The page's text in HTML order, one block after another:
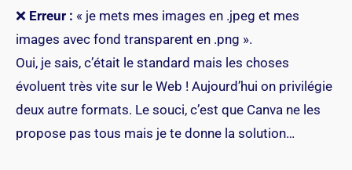
❌ Erreur : « je mets mes images en .jpeg et mes
images avec fond transparent en .png ».
Oui, je sais, c’était le standard mais les choses
évoluent très vite sur le Web ! Aujourd’hui on privilégie
deux autre formats. Le souci, c’est que Canva ne les
propose pas tous mais je te donne la solution…